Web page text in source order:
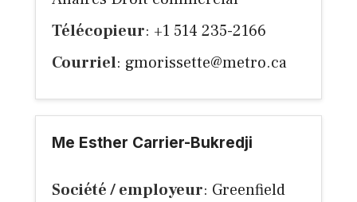
Télécopieur: +1 514 235-2166
Courriel: gmorissette@metro.ca
Me Esther Carrier-Bukredji
Société / employeur: Greenfield